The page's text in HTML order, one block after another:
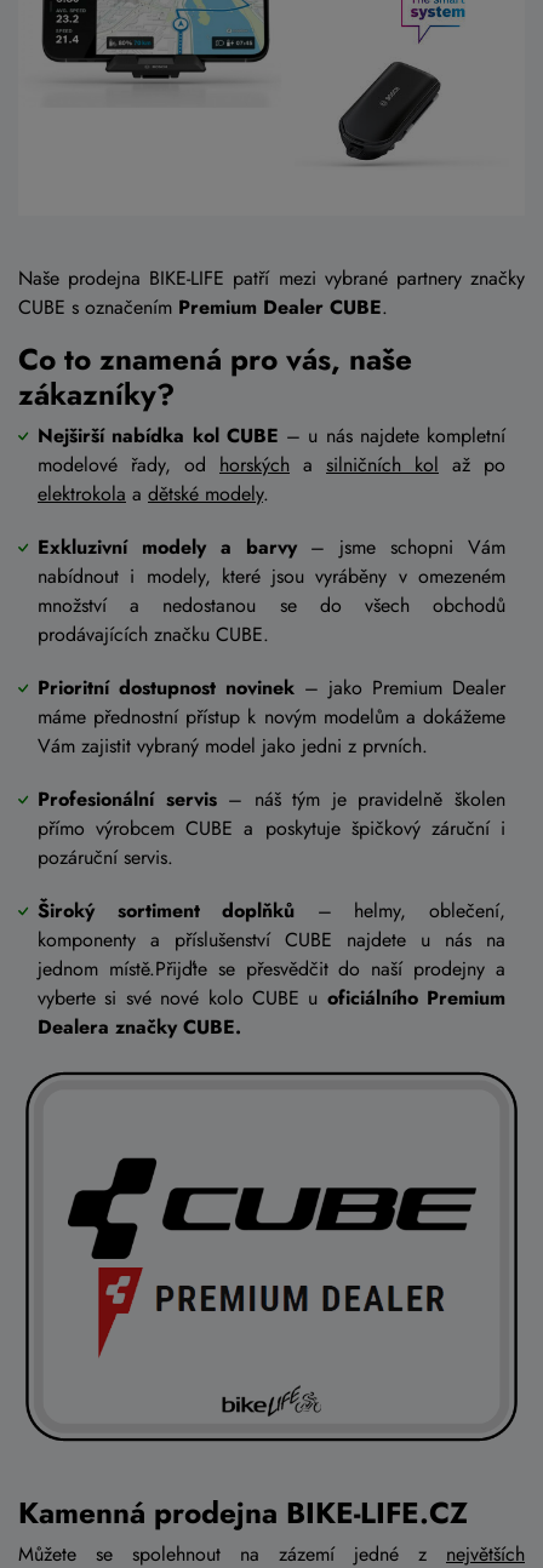
Naše prodejna BIKE-LIFE patří mezi vybrané partnery značky
CUBE s označením Premium Dealer CUBE.
Co to znamená pro vás, naše
zákazníky?
Nejširší nabídka kol CUBE – u nás najdete kompletní
modelové řady, od horských a silničních kol až po
elektrokola a dětské modely.
Exkluzivní modely a barvy– jsme schopni Vám
nabídnout i modely, které jsou vyráběny v omezeném
množství a nedostanou se do všech obchodů
prodávajících značku CUBE.
Prioritní dostupnost novinek – jako Premium Dealer
máme přednostní přístup k novým modelům a dokážeme
Vám zajistit vybraný model jako jedni z prvních.
Profesionální servis– náš tým je pravidelně školen
přímo výrobcem CUBE a poskytuje špičkový záruční i
pozáruční servis.
Široký sortiment doplňků – helmy, oblečení,
komponenty a příslušenství CUBE najdete u nás na
jednom místě.Přijďte se přesvědčit do naší prodejny a
vyberte si své nové kolo CUBE u oficiálního Premium
Dealera značky CUBE.
Kamenná prodejna BIKE-LIFE.CZ
Můžete se spolehnout na zázemí jedné z největších